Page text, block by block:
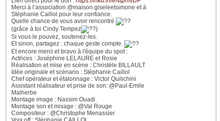
Merci à l’association @maison.giseleetsimone et à
Stéphanie Caillol pour leur confiance.
Quelle chance de vous avoir rencontré
(grâce à toi Cindy Tempez
)
Si vous le pouvez, soutenez-les.
Et sinon, partagez : chaque geste compte.
Et encore merci et bravo à l'équipe du spot :
Actrices : Joséphine LELAURE et Rosie
Réalisation et mise en scène : Christèle BILLAULT
Idée originale et scénario : Stéphanie Caillol
Chef opérateur et étalonnage : Victor Quilichini
Assistant réalisateur et prise de son: @Paul-Emile
Malherbe
Montage image : Nassim Ouadi
Montage son et mixage : @Val Rouge
Compositeur : @Christophe Menassier